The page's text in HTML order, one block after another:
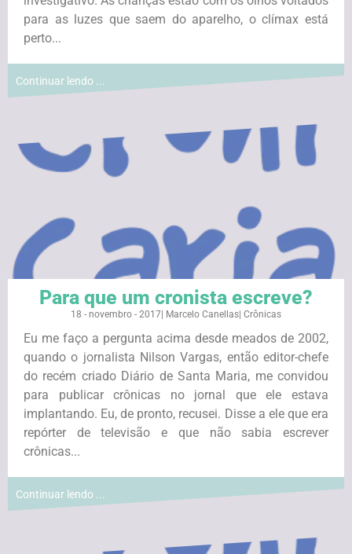
para as luzes que saem do aparelho, o clímax está
perto...
Continuar lendo ...
Para que um cronista escreve?
18 - novembro - 2017 Marcelo Canellas Crônicas
Eu me faço a pergunta acima desde meados de 2002,
quando o jornalista Nilson Vargas, então editor-chefe
do recém criado Diário de Santa Maria, me convidou
para publicar crônicas no jornal que ele estava
implantando. Eu, de pronto, recusei. Disse a ele que era
repórter de televisão e que não sabia escrever
crônicas...
Continuar lendo ...